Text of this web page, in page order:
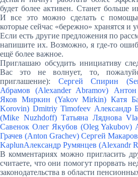
будет более активен. Станет больше
И все это можно сделать с
которые сейчас «бережно» хранятся и
Если есть другие предложения по
напишите их. Возможно, я где-то
ещё более важное.
Приглашаю обсудить инициативу
Вас это не волнует, то,
приглашение): Сергей Спирин
Абрамов (Alexander Abramov)
Яков Миркин (Yakov Mirkin) Катя
Korovin) Dmitriy Timofeev Александр
(Mike Nuzhdoff) Татьяна Ляднова
Савенок Олег Якубов (Oleg Yakubov)
Грачев (Anton Grachev) Сергей
KaplunАлександр Румянцев (Alexandr
В комментариях можно пригласить
считаете, что они помогут прорвать
законодательства в области